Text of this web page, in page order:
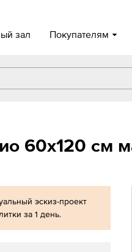
зал Покупателям
60x120 см
эскиз-проект
за 1 день.